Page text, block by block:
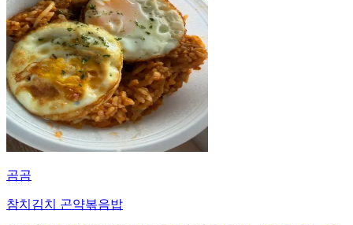
곰곰
참치김치 곤약볶음밥